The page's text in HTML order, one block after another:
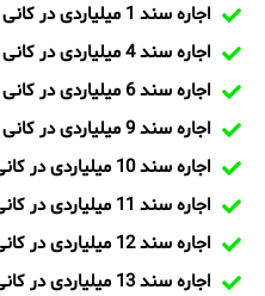
اجاره سند 1 میلیاردی در کانی سور
اجاره سند 4 میلیاردی در کانی سور
اجاره سند 6 میلیاردی در کانی سور
اجاره سند 9 میلیاردی در کانی سور
اجاره سند 10 میلیاردی در کانی سور
اجاره سند 11 میلیاردی در کانی سور
اجاره سند 12 میلیاردی در کانی سور
اجاره سند 13 میلیاردی در کانی سور